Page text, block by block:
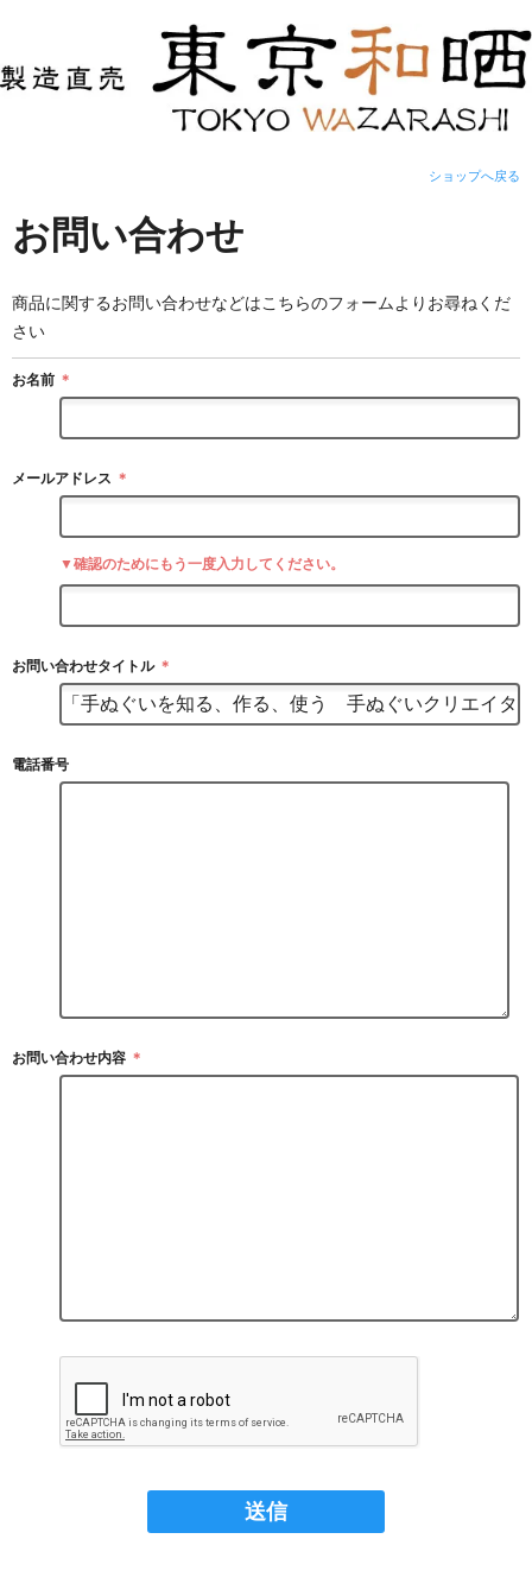
ショップへ戻る
お問い合わせ
商品に関するお問い合わせなどはこちらのフォームよりお尋ねくだ
さい
お名前 ＊
メールアドレス ＊
▼確認のためにもう一度入力してください。
お問い合わせタイトル ＊
電話番号
お問い合わせ内容 ＊